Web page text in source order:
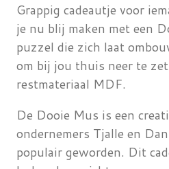
Grappig cadeautje voor
je nu blij maken met een
puzzel die zich laat
om bij jou thuis neer te
restmateriaal MDF.
De Dooie Mus is een
ondernemers Tjalle en
populair geworden. Dit